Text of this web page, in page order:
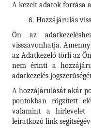
A kezelt adatok forrása
Hozzájárulás
Ön az
visszavonhatja.
az Adatkezelő törli az
nem érinti a
adatkezelés
A hozzájárulását akár
pontokban rögzített
valamint a hírlevelet
leiratkozó link